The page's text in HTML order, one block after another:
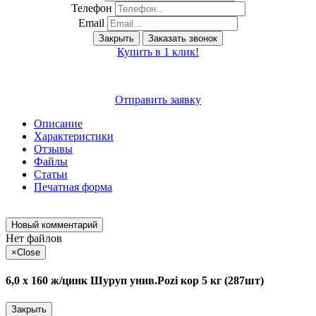
Телефон
Email
Закрыть Заказать звонок
Купить в 1 клик!
Отправить заявку
Описание
Характеристики
Отзывы
Файлы
Статьи
Печатная форма
Новый комментарий
Нет файлов
×Close
6,0 х 160 ж/цинк Шуруп унив.Pozi кор 5 кг (287шт)
Закрыть